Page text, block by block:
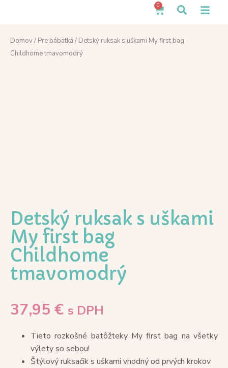
0
Domov/ Pre bábätká / Detský ruksak s uškami My first bag
Childhome tmavomodrý
Detský ruksak s uškami
My first bag
Childhome
tmavomodrý
37,95 € s DPH
Tieto rozkošné batôžteky My first bag na všetky
výlety so sebou!
Štýlový ruksačik s uškami vhodný od prvých krokov